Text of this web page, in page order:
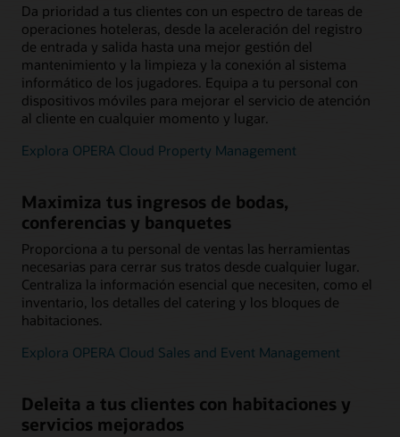
Da prioridad a tus clientes con un espectro de tareas de
operaciones hoteleras, desde la aceleración del registro
de entrada y salida hasta una mejor gestión del
mantenimiento y la limpieza y la conexión al sistema
informático de los jugadores. Equipa a tu personal con
dispositivos móviles para mejorar el servicio de atención
al cliente en cualquier momento y lugar.
Explora OPERA Cloud Property Management
Maximiza tus ingresos de bodas,
conferencias y banquetes
Proporciona a tu personal de ventas las herramientas
necesarias para cerrar sus tratos desde cualquier lugar.
Centraliza la información esencial que necesiten, como el
inventario, los detalles del catering y los bloques de
habitaciones.
Explora OPERA Cloud Sales and Event Management
Deleita a tus clientes con habitaciones y
servicios mejorados